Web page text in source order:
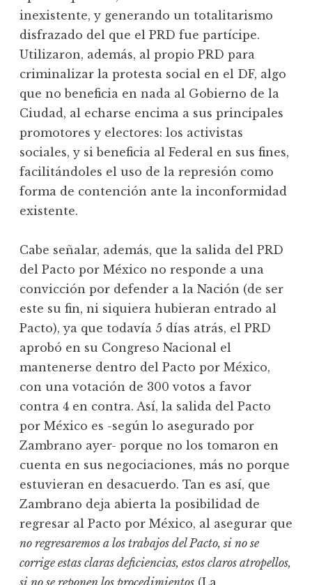
inexistente, y generando un totalitarismo
disfrazado del que el PRD fue partícipe.
Utilizaron, además, al propio PRD para
criminalizar la protesta social en el DF, algo
que no beneficia en nada al Gobierno de la
Ciudad, al echarse encima a sus principales
promotores y electores: los activistas
sociales, y si beneficia al Federal en sus fines,
facilitándoles el uso de la represión como
forma de contención ante la inconformidad
existente.
Cabe señalar, además, que la salida del PRD
del Pacto por México no responde a una
convicción por defender a la Nación (de ser
este su fin, ni siquiera hubieran entrado al
Pacto), ya que todavía 5 días atrás, el PRD
aprobó en su Congreso Nacional el
mantenerse dentro del Pacto por México,
con una votación de 300 votos a favor
contra 4 en contra. Así, la salida del Pacto
por México es -según lo asegurado por
Zambrano ayer- porque no los tomaron en
cuenta en sus negociaciones, más no porque
estuvieran en desacuerdo. Tan es así, que
Zambrano deja abierta la posibilidad de
regresar al Pacto por México, al asegurar que
no regresaremos a los trabajos del Pacto, si no se
corrige estas claras deficiencias, estos claros atropellos,